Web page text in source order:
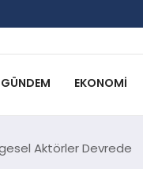
GÜNDEM EKONOMI
Aktörler Devrede